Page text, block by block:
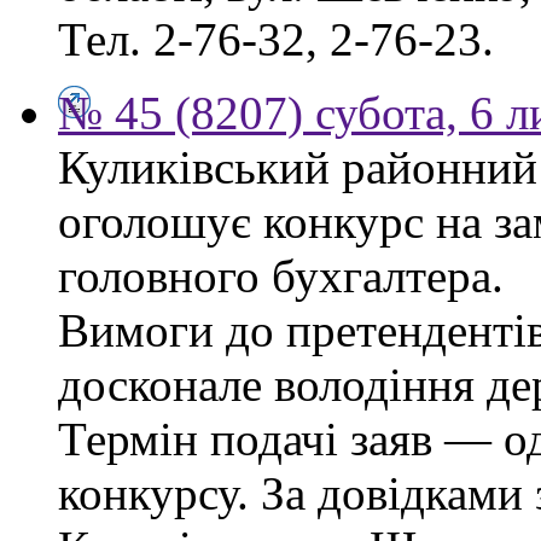
Тел. 2-76-32, 2-76-23.
№ 45 (8207) субота, 6
Куликівський районний
оголошує конкурс на
головного бухгалтера.
Вимоги до
досконале володіння
Термін подачі заяв —
конкурсу. За